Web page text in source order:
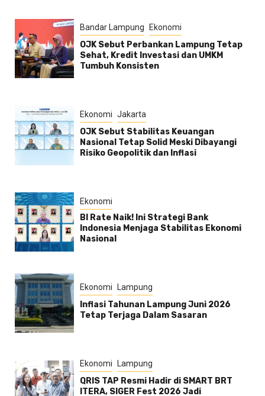
Bandar Lampung Ekonomi
OJK Sebut Perbankan Lampung Tetap
Sehat, Kredit Investasi dan UMKM
Tumbuh Konsisten
Ekonomi Jakarta
OJK Sebut Stabilitas Keuangan
Nasional Tetap Solid Meski Dibayangi
Risiko Geopolitik dan Inflasi
Ekonomi
BI Rate Naik! Ini Strategi Bank
Indonesia Menjaga Stabilitas Ekonomi
Nasional
Ekonomi Lampung
Inflasi Tahunan Lampung Juni 2026
Tetap Terjaga Dalam Sasaran
Ekonomi Lampung
QRIS TAP Resmi Hadir di SMART BRT
ITERA, SIGER Fest 2026 Jadi